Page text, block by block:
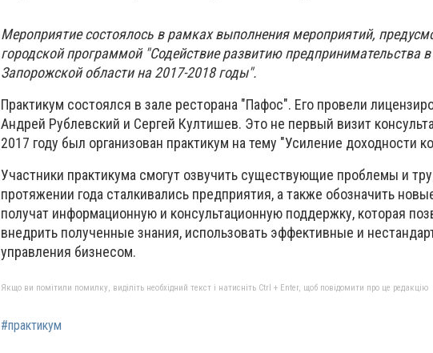
Мероприятие состоялось в рамках выполнения мероприятий,
городской программой "Содействие развитию предпринимательства
Запорожской области на 2017-2018 годы".
Практикум состоялся в зале ресторана "Пафос". Его провели
Андрей Рублевский и Сергей Култишев. Это не первый визит
2017 году был организован практикум на тему "Усиление доходности
Участники практикума смогут озвучить существующие проблемы и
протяжении года сталкивались предприятия, а также обозначить
получат информационную и консультационную поддержку, которая
внедрить полученные знания, использовать эффективные и
управления бизнесом.
Якщо ви помітили помилку, виділіть необхідний текст і натисніть Ctrl + Enter, щоб повідомити про це редакцію
#практикум